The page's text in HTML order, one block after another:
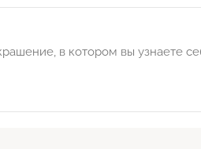
в котором вы узнаете